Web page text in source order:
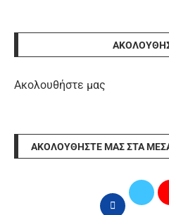
Ακολουθήστε μας
ΑΚΟΛΟΥΘΉΣΤΕ ΜΑΣ ΣΤΑ